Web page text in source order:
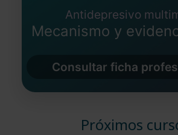
Antidepresivo
Mecanismo y
Consultar ficha
Próximos